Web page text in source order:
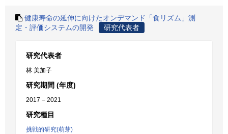
健康寿命の延伸に向けたオンデマンド「食リズム」測
定・評価システムの開発
研究代表者
研究代表者
林 美加子
研究期間 (年度)
2017 – 2021
研究種目
挑戦的研究(萌芽)